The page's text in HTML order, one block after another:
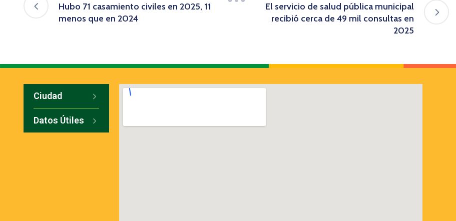
Hubo 71 casamiento civiles en 2025, 11
menos que en 2024
El servicio de salud pública municipal
recibió cerca de 49 mil consultas en
2025
Ciudad
Datos Útiles